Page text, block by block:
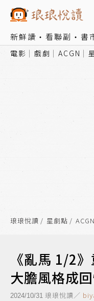
新鮮讀 看聯副 書
電影 戲劇 ACGN
琅琅悅讀 星劇點 ACGN
《亂馬 1/2
大膽風格成
2024/10/31 琅琅悅讀／